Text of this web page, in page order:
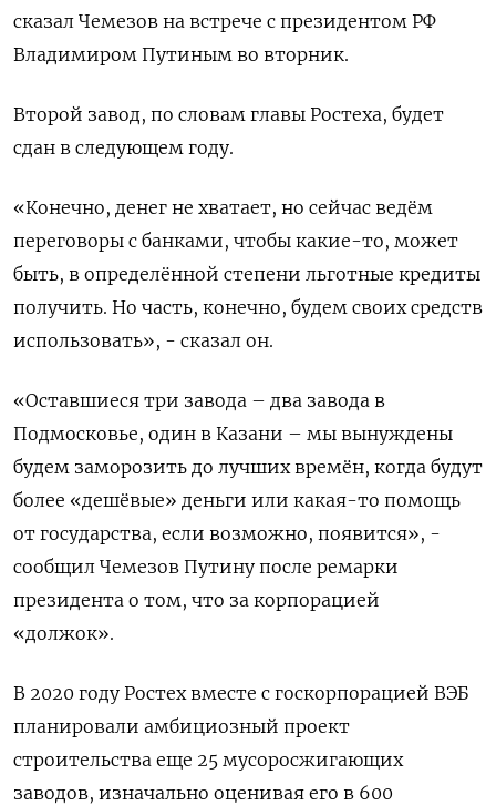
сказал Чемезов на встрече с президентом РФ
Владимиром Путиным во вторник.
Второй завод, по словам главы Ростеха, будет
сдан в следующем году.
«Конечно, денег не хватает, но сейчас ведём
переговоры с банками, чтобы какие-то, может
быть, в определённой степени льготные кредиты
получить. Но часть, конечно, будем своих средств
использовать», - сказал он.
«Оставшиеся три завода – два завода в
Подмосковье, один в Казани – мы вынуждены
будем заморозить до лучших времён, когда будут
более «дешёвые» деньги или какая-то помощь
от государства, если возможно, появится», -
сообщил Чемезов Путину после ремарки
президента о том, что за корпорацией
«должок».
В 2020 году Ростех вместе с госкорпорацией ВЭБ
планировали амбициозный проект
строительства еще 25 мусоросжигающих
заводов, изначально оценивая его в 600